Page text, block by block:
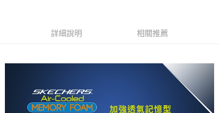
買賣價金債權讓與本公司後，依約使用本公司帳單繳交帳款。
2.基於同意付款使用「大哥付你分期」之契約關係目的，商店將以您的個人
資料（包含姓名、電話或地址）提供予台灣大哥大進項蒐集、處理及利用，
由本公司與您本人進行分期帳單所需資料之確認、核對及更正。
3.完整用戶服務條款，請詳閱以下連結：https://oppay.tw/userRule
詳細說明 相關推薦